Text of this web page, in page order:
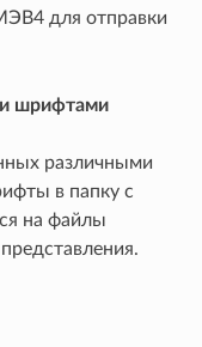
для отправки
шрифтами
различными
в папку с
на файлы